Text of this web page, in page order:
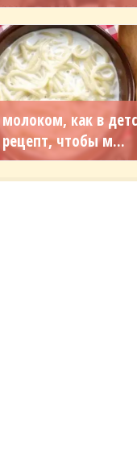
как в
чтобы м...